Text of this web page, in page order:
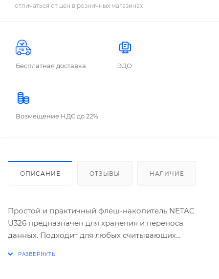
отличаться от цен в розничных магазинах
Бесплатная доставка ЭДО
Возмещение НДС до 22%
ОПИСАНИЕ ОТЗЫВЫ НАЛИЧИЕ
Простой и практичный флеш-накопитель NETAC
U326 предназначен для хранения и переноса
данных. Подходит для любых считывающих